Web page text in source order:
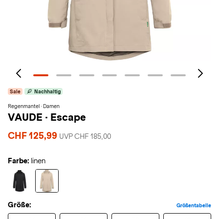
Sale Nachhaltig
Regenmantel · Damen
VAUDE · Escape
CHF 125,99 UVP CHF 185,00
Farbe: linen
Größe: Größentabelle